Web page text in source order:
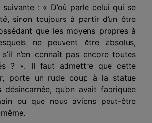
suivante : « D’où parle celui qui se
sinon toujours à partir d’un être
que les moyens propres à
ne peuvent être absolus,
n’en connaît pas encore toutes
? ». II faut admettre que cette
porte un rude coup à la statue
désincarnée, qu’on avait fabriquée
ou que nous avions peut-être